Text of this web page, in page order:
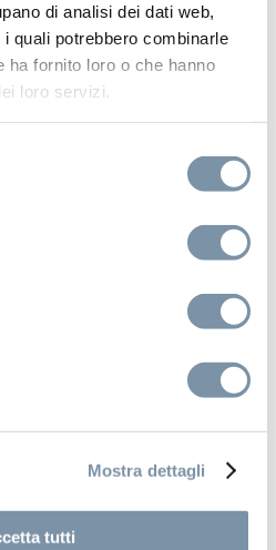
di analisi dei dati web,
quali potrebbero combinarle
ha fornito loro o che hanno
loro servizi.
Mostra dettagli
tutti
Clack
RU523 A